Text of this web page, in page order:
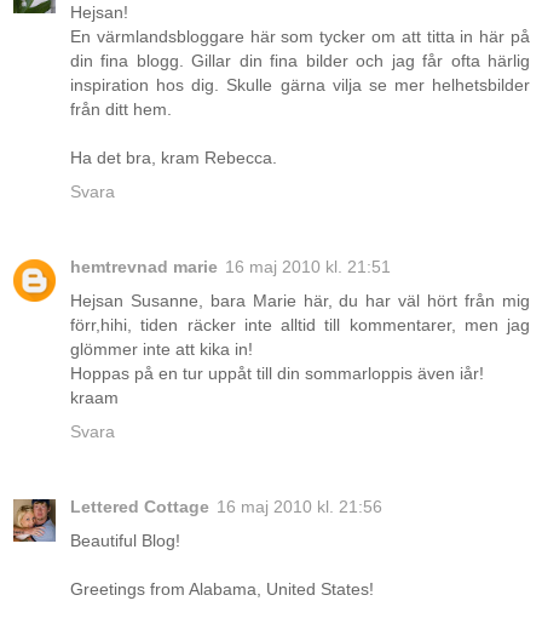
Hejsan!
En värmlandsbloggare här som tycker om att titta in här på
din fina blogg. Gillar din fina bilder och jag får ofta härlig
inspiration hos dig. Skulle gärna vilja se mer helhetsbilder
från ditt hem.
Ha det bra, kram Rebecca.
Svara
hemtrevnad marie 16 maj 2010 kl. 21:51
Hejsan Susanne, bara Marie här, du har väl hört från mig
förr,hihi, tiden räcker inte alltid till kommentarer, men jag
glömmer inte att kika in!
Hoppas på en tur uppåt till din sommarloppis även iår!
kraam
Svara
Lettered Cottage 16 maj 2010 kl. 21:56
Beautiful Blog!
Greetings from Alabama, United States!